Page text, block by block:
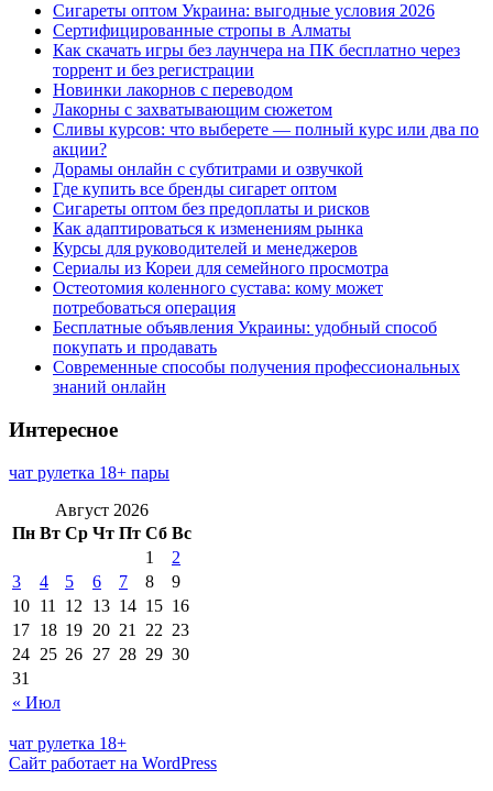
Сигареты оптом Украина: выгодные условия 2026
Сертифицированные стропы в Алматы
Как скачать игры без лаунчера на ПК бесплатно через
торрент и без регистрации
Новинки лакорнов с переводом
Лакорны с захватывающим сюжетом
Сливы курсов: что выберете — полный курс или два по
акции?
Дорамы онлайн с субтитрами и озвучкой
Где купить все бренды сигарет оптом
Сигареты оптом без предоплаты и рисков
Как адаптироваться к изменениям рынка
Курсы для руководителей и менеджеров
Сериалы из Кореи для семейного просмотра
Остеотомия коленного сустава: кому может
потребоваться операция
Бесплатные объявления Украины: удобный способ
покупать и продавать
Современные способы получения профессиональных
знаний онлайн
Интересное
чат рулетка 18+ пары
Август 2026
Пн Вт Ср Чт Пт Сб Вс
« Июл
1
2
3
4 5 6 7 8
9
10 11 12 13 14 15 16
17 18 19 20 21 22 23
24 25 26 27 28 29 30
31
чат рулетка 18+
Сайт работает на WordPress